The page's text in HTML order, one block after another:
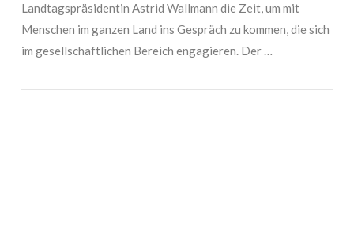
Landtagspräsidentin Astrid Wallmann die Zeit, um mit
Menschen im ganzen Land ins Gespräch zu kommen, die sich
im gesellschaftlichen Bereich engagieren. Der …